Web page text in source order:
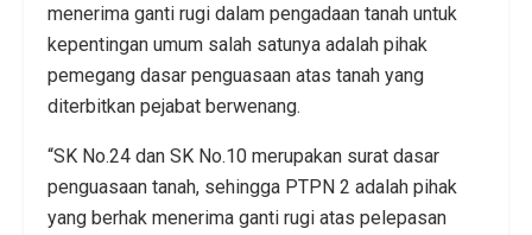
menerima ganti rugi dalam pengadaan tanah untuk
kepentingan umum salah satunya adalah pihak
pemegang dasar penguasaan atas tanah yang
diterbitkan pejabat berwenang.
“SK No.24 dan SK No.10 merupakan surat dasar
penguasaan tanah, sehingga PTPN 2 adalah pihak
yang berhak menerima ganti rugi atas pelepasan